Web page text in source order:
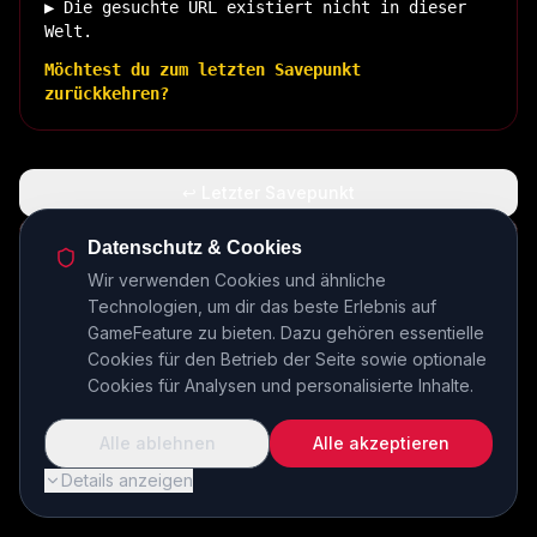
▶ Die gesuchte URL existiert nicht in dieser
Welt.
Möchtest du zum letzten Savepunkt
zurückkehren?
🏠 Zurück zur Basis
INSERT COIN TO CONTINUE...
Datenschutz & Cookies
Wir verwenden Cookies und ähnliche
Technologien, um dir das beste Erlebnis auf
GameFeature zu bieten. Dazu gehören essentielle
Cookies für den Betrieb der Seite sowie optionale
Cookies für Analysen und personalisierte Inhalte.
Details anzeigen
Alle ablehnen Alle akzeptieren